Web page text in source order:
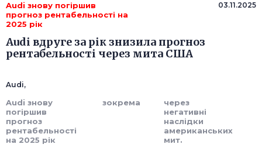
Audi знову погіршив
прогноз рентабельності на
2025 рік
03.11.2025
Audi вдруге за рік знизила прогноз
рентабельності через мита США
Audi,
Audi знову
погіршив
прогноз
рентабельності
на 2025 рік
зокрема
через
негативні
наслідки
американських
мит.